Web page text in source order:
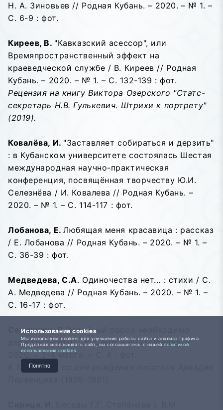
Н. А. Зиновьев // Родная Кубань. – 2020. – № 1. –
С. 6-9 : фот.
Киреев, В. "Кавказский асессор", или
Времяпространственный эффект на
краеведческой службе / В. Киреев // Родная
Кубань. – 2020. – № 1. – С. 132-139 : фот.
Рецензия на книгу Виктора Озерского "Статс-
секретарь Н.В. Гулькевич. Штрихи к портрету"
(2019).
Ковалёва, И. "Заставляет собираться и дерзить"
: в Кубанском университете состоялась Шестая
международная научно-практическая
конференция, посвящённая творчеству Ю.И.
Селезнёва / И. Ковалева // Родная Кубань. –
2020. – № 1. – С. 114-117 : фот.
Лобанова, Е.Любящая меня красавица : рассказ
/ Е. Лобанова // Родная Кубань. – 2020. – № 1. –
С. 36-39 : фот.
Медведева, С.А. Одиночества нет... : стихи / С.
А. Медведева // Родная Кубань. – 2020. – № 1. –
С. 16-17 : фот.
Семяшкин, Р."Идейный порох необходимо
держать сухим" / Р. Семяшкин // Правда. –
2020. – 3-4 марта. – С. 4 : фот.
К 115-летию со дня рождения писателя Аркадия
Использование cookies
Мы используем cookies для улучшения работы сайта и анализа трафика.
Продолжая использовать сайт, вы соглашаетесь с нашейполитикой
использования cookies.
Понятно